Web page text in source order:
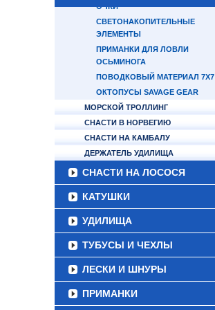
ОЧКИ
СВЕТОНАКОПИТЕЛЬНЫЕ
ЭЛЕМЕНТЫ
ПРИМАНКИ ДЛЯ ЛОВЛИ
ОСЬМИНОГА
ПОВОДКОВЫЙ МАТЕРИАЛ 7Х7
ОКТОПУСЫ SAVAGE GEAR
МОРСКОЙ ТРОЛЛИНГ
СНАСТИ В НОРВЕГИЮ
СНАСТИ НА КАМБАЛУ
ДЕРЖАТЕЛЬ УДИЛИЩА
СНАСТИ НА ЛОСОСЯ
КАТУШКИ
УДИЛИЩА
ТУБУСЫ И ЧЕХЛЫ
ЛЕСКИ И ШНУРЫ
ПРИМАНКИ